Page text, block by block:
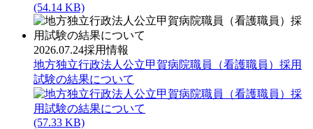
(54.14 KB)
2026.07.24採用情報
地方独立行政法人公立甲賀病院職員（看護職員）採用
試験の結果について
(57.33 KB)